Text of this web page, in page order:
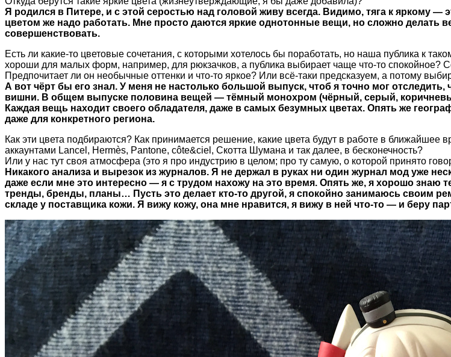
Я родился в Питере, и с этой серостью над головой живу всегда. Видимо, тяга к яркому —
цветом же надо работать. Мне просто даются яркие однотонные вещи, но сложно делать
совершенствовать.
Есть ли какие-то цветовые сочетания, с которыми хотелось бы поработать, но наша публика к
хороши для малых форм, например, для рюкзачков, а публика выбирает чаще что-то спокойное?
Предпочитает ли он необычные оттенки и что-то яркое? Или всё-таки предсказуем, а потому
А вот чёрт бы его знал. У меня не настолько большой выпуск, чтоб я точно мог
вишни. В общем выпуске половина вещей — тёмный монохром (чёрный, серый,
Каждая вещь находит своего обладателя, даже в самых безумных цветах. Опять же
даже для конкретного региона.
Как эти цвета подбираются? Как принимается решение, какие цвета будут в работе в ближайшее
аккаунтами Lancel, Hermès, Pantone, côte&ciel, Скотта Шумана и так далее, в бесконечность?
Или у нас тут своя атмосфера (это я про индустрию в целом; про ту самую, о которой принято
Никакого анализа и вырезок из журналов. Я не держал в руках ни один журнал мод уже
даже если мне это интересно — я с трудом нахожу на это время. Опять же, я хорошо знаю
тренды, бренды, планы… Пусть это делает кто-то другой, я спокойно занимаюсь своим
складе у поставщика кожи. Я вижу кожу, она мне нравится, я вижу в ней что-то — и беру